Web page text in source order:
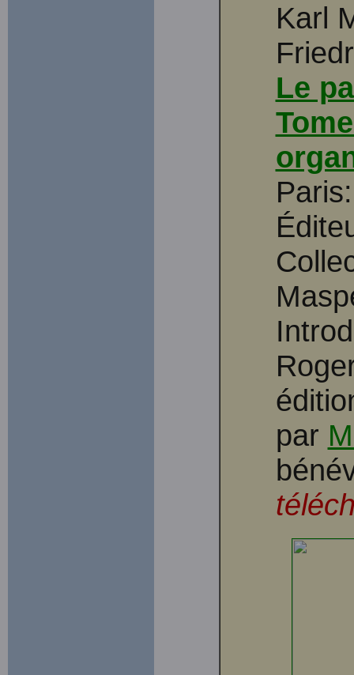
Karl
Le
par